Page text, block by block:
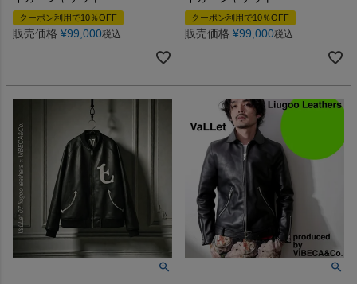
クーポン利用で10％OFF
販売価格 ¥99,000税込
クーポン利用で10％OFF
販売価格 ¥99,000税込